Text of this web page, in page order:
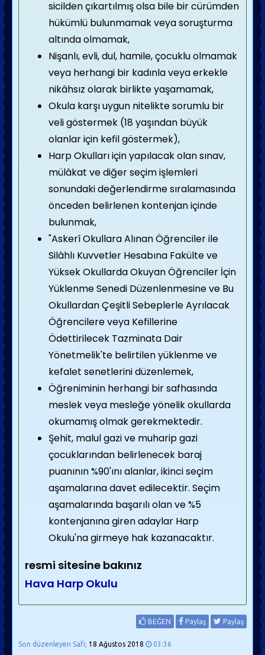
sicilden çıkartılmış olsa bile bir cürümden
hükümlü bulunmamak veya soruşturma
altında olmamak,
Nişanlı, evli, dul, hamile, çocuklu olmamak
veya herhangi bir kadınla veya erkekle
nikâhsız olarak birlikte yaşamamak,
Okula karşı uygun nitelikte sorumlu bir
veli göstermek (18 yaşından büyük
olanlar için kefil göstermek),
Harp Okulları için yapılacak olan sınav,
mülâkat ve diğer seçim işlemleri
sonundaki değerlendirme sıralamasında
önceden belirlenen kontenjan içinde
bulunmak,
"Askerî Okullara Alınan Öğrenciler ile
Silâhlı Kuvvetler Hesabına Fakülte ve
Yüksek Okullarda Okuyan Öğrenciler İçin
Yüklenme Senedi Düzenlenmesine ve Bu
Okullardan Çeşitli Sebeplerle Ayrılacak
Öğrencilere veya Kefillerine
Ödettirilecek Tazminata Dair
Yönetmelik'te belirtilen yüklenme ve
kefalet senetlerini düzenlemek,
Öğreniminin herhangi bir safhasında
meslek veya mesleğe yönelik okullarda
okumamış olmak gerekmektedir.
Şehit, malul gazi ve muharip gazi
çocuklarından belirlenecek baraj
puanının %90'ını alanlar, ikinci seçim
aşamalarına davet edilecektir. Seçim
aşamalarında başarılı olan ve %5
kontenjanına giren adaylar Harp
Okulu'na girmeye hak kazanacaktır.
resmi sitesine bakınız
Hava Harp Okulu
BEĞEN Paylaş Paylaş
Son düzenleyen Safi; 18 Ağustos 2018 03:36